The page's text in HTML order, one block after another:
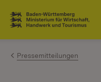
Zum Inhalt springen
Link zur Startseite
Pressemitteilungen